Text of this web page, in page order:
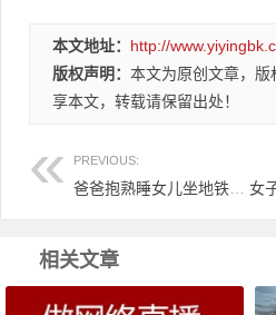
本文地址： http://
版权声明： 本文为原创文章，版
享本文，转载请保留出处！
PREVIOUS:
相关文章